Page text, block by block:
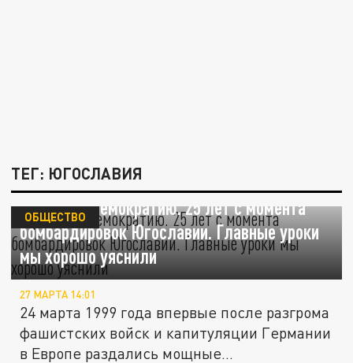
ТЕГ: ЮГОСЛАВИЯ
Принесли демократию. 25 лет с момента
бомбардировок Югославии. Главные уроки
мы хорошо уяснили
ОБЩЕСТВО
27 МАРТА 14:01
24 марта 1999 года впервые после разгрома
фашистских войск и капитуляции Германии
в Европе раздались мощные...